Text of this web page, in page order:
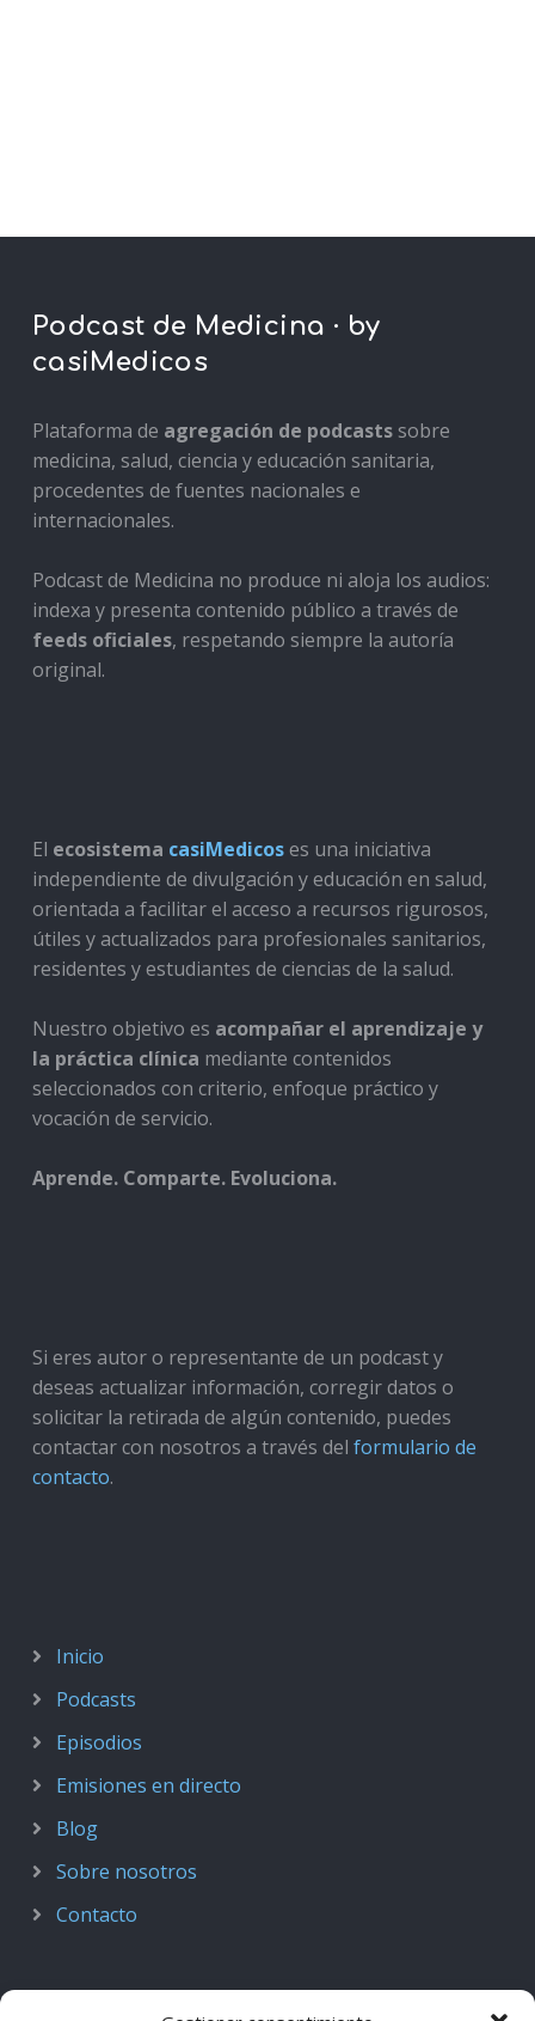
Podcast de Medicina · by
casiMedicos
Plataforma de agregación de podcastssobre
medicina, salud, ciencia y educación sanitaria,
procedentes de fuentes nacionales e
internacionales.
Podcast de Medicina no produce ni aloja los audios:
indexa y presenta contenido público a través de
feeds oficiales, respetando siempre la autoría
original.
El ecosistema casiMedicoses una iniciativa
independiente de divulgación y educación en salud,
orientada a facilitar el acceso a recursos rigurosos,
útiles y actualizados para profesionales sanitarios,
residentes y estudiantes de ciencias de la salud.
Nuestro objetivo es acompañar el aprendizaje y
la práctica clínica mediante contenidos
seleccionados con criterio, enfoque práctico y
vocación de servicio.
Aprende. Comparte. Evoluciona.
Si eres autor o representante de un podcast y
deseas actualizar información, corregir datos o
solicitar la retirada de algún contenido, puedes
contactar con nosotros a través del formulario de
contacto.
Inicio
Podcasts
Episodios
Emisiones en directo
Blog
Sobre nosotros
Contacto